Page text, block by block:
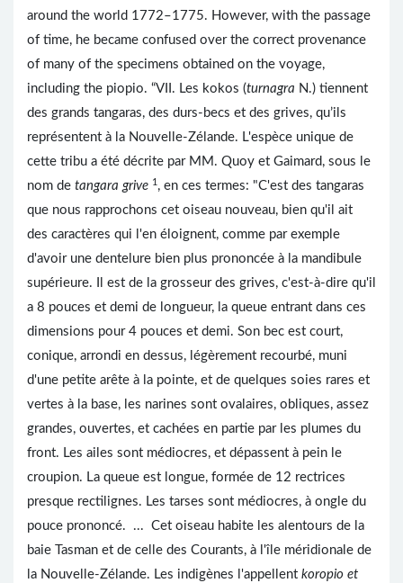
around the world 1772–1775. However, with the passage
of time, he became confused over the correct provenance
of many of the specimens obtained on the voyage,
including the piopio. “VII. Les kokos (turnagra N.) tiennent
des grands tangaras, des durs-becs et des grives, qu’ils
représentent à la Nouvelle-Zélande. L'espèce unique de
cette tribu a été décrite par MM. Quoy et Gaimard, sous le
nom de tangara grive 1 , en ces termes: "C'est des tangaras
que nous rapprochons cet oiseau nouveau, bien qu'il ait
des caractères qui l'en éloignent, comme par exemple
d'avoir une dentelure bien plus prononcée à la mandibule
supérieure. Il est de la grosseur des grives, c'est-à-dire qu'il
a 8 pouces et demi de longueur, la queue entrant dans ces
dimensions pour 4 pouces et demi. Son bec est court,
conique, arrondi en dessus, légèrement recourbé, muni
d'une petite arête à la pointe, et de quelques soies rares et
vertes à la base, les narines sont ovalaires, obliques, assez
grandes, ouvertes, et cachées en partie par les plumes du
front. Les ailes sont médiocres, et dépassent à pein le
croupion. La queue est longue, formée de 12 rectrices
presque rectilignes. Les tarses sont médiocres, à ongle du
pouce prononcé. ... Cet oiseau habite les alentours de la
baie Tasman et de celle des Courants, à l'île méridionale de
la Nouvelle-Zélande. Les indigènes l'appellent koropio et